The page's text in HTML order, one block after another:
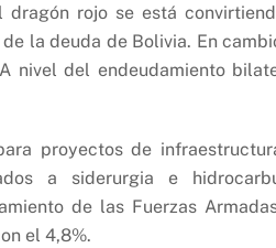
rojo se está
la deuda de Bolivia. En
nivel del endeudamiento
proyectos de
a siderurgia e
de las Fuerzas
el 4,8%.